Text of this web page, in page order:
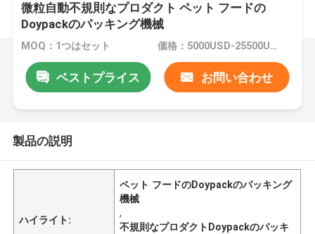
微粒自動不規則なプロダクト ペット フードの
Doypackのパッキング機械
MOQ：1つはセット 価格：5000USD-25500USD per set
ベストプライス お問い合わせ
製品の説明
ハイライト:
ペット フードのDoypackのパッキング
機械
,
不規則なプロダクトDoypackのパッキ